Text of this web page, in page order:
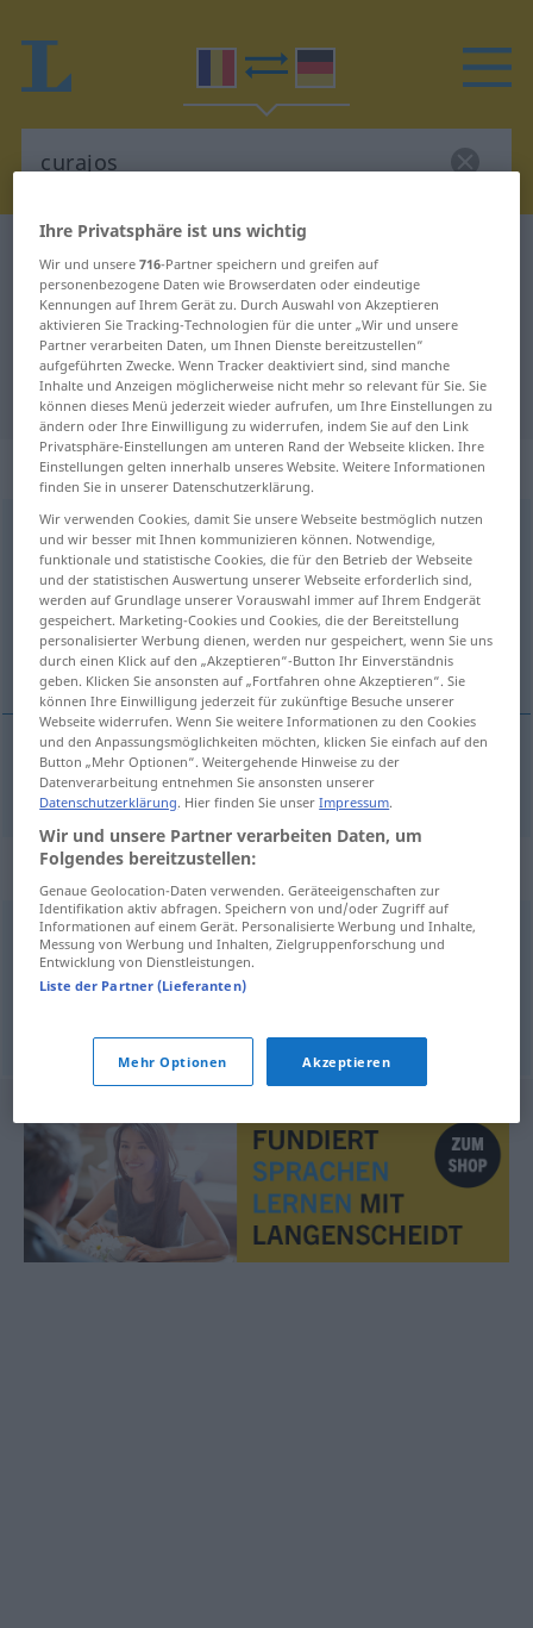
Rumänisch-Deutsch Übersetzung
für "curajos"
"curajos" Deutsch Übersetzung
„curajos“: adjectiv
curajosadj
Übersicht aller Übersetzungen
(Für mehr Details die Übersetzung anklicken/antippen)
mutig
mutig curajos
Synonyme für "curajos"
brav,cutezător,dârz,inimos,îndrăzneț,neînfricat
semeț,viteaz,temerar,bărbătesc
© LibreOffice
Ihre Privatsphäre ist uns wichtig
Wir und unsere716-Partner speichern und greifen auf
personenbezogene Daten wie Browserdaten oder eindeutige
Kennungen auf Ihrem Gerät zu. Durch Auswahl von Akzeptieren
aktivieren Sie Tracking-Technologien für die unter „Wir und unsere
Partner verarbeiten Daten, um Ihnen Dienste bereitzustellen“
aufgeführten Zwecke. Wenn Tracker deaktiviert sind, sind manche
Inhalte und Anzeigen möglicherweise nicht mehr so relevant für Sie. Sie
können dieses Menü jederzeit wieder aufrufen, um Ihre Einstellungen zu
ändern oder Ihre Einwilligung zu widerrufen, indem Sie auf den Link
Privatsphäre-Einstellungen am unteren Rand der Webseite klicken. Ihre
Einstellungen gelten innerhalb unseres Website. Weitere Informationen
finden Sie in unserer Datenschutzerklärung.
Wir verwenden Cookies, damit Sie unsere Webseite bestmöglich nutzen
und wir besser mit Ihnen kommunizieren können. Notwendige,
funktionale und statistische Cookies, die für den Betrieb der Webseite
und der statistischen Auswertung unserer Webseite erforderlich sind,
werden auf Grundlage unserer Vorauswahl immer auf Ihrem Endgerät
gespeichert. Marketing-Cookies und Cookies, die der Bereitstellung
personalisierter Werbung dienen, werden nur gespeichert, wenn Sie uns
durch einen Klick auf den „Akzeptieren“-Button Ihr Einverständnis
geben. Klicken Sie ansonsten auf „Fortfahren ohne Akzeptieren“. Sie
können Ihre Einwilligung jederzeit für zukünftige Besuche unserer
Webseite widerrufen. Wenn Sie weitere Informationen zu den Cookies
und den Anpassungsmöglichkeiten möchten, klicken Sie einfach auf den
Button „Mehr Optionen“. Weitergehende Hinweise zu der
Datenverarbeitung entnehmen Sie ansonsten unserer
Datenschutzerklärung. Hier finden Sie unserImpressum.
Wir und unsere Partner verarbeiten Daten, um
Folgendes bereitzustellen:
Genaue Geolocation-Daten verwenden. Geräteeigenschaften zur
Identifikation aktiv abfragen. Speichern von und/oder Zugriff auf
Informationen auf einem Gerät. Personalisierte Werbung und Inhalte,
Messung von Werbung und Inhalten, Zielgruppenforschung und
Entwicklung von Dienstleistungen.
Liste der Partner (Lieferanten)
Mehr Optionen Akzeptieren